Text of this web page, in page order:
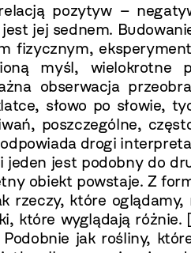
pozytyw –
jej sednem.
fizycznym,
myśl, wielokrotne
obserwacja
słowo po słowie,
poszczególne,
drogi
jest podobny do
obiekt powstaje. Z
rzeczy, które
które wyglądają
jak rośliny,